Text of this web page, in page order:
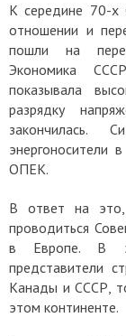
К середине 70-
отношении и
пошли на
Экономика
показывала
разрядку
закончилась.
энергоносители
ОПЕК.
В ответ на это,
проводиться
в Европе. В
представители
Канады и СССР,
этом континенте.